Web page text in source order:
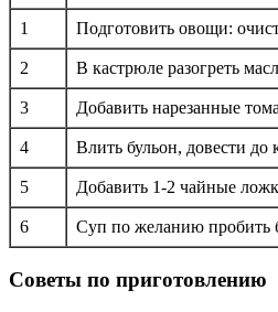
1 Подготовить овощи:
2 В кастрюле разогреть
3 Добавить нарезанные
4 Влить бульон, довести до
5 Добавить 1-2 чайные
6 Суп по желанию пробить
Советы по приготовлению